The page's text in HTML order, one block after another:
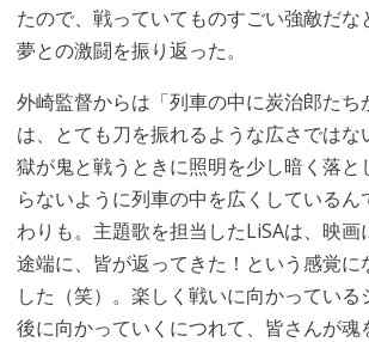
たので、戦っていてものすごい強敵だな
夢との激闘を振り返った。
外崎監督からは「列車の中に炭治郎たち
は、とても刀を振れるような広さではな
獄が鬼と戦うときに照明を少し暗く落と
らないように列車の中を広くしている
わりも。主題歌を担当したLiSAは、映画
途端に、皆が返ってきた！という感覚に
した（笑）。楽しく戦いに向かってい
後に向かっていくにつれて、皆さんが魂